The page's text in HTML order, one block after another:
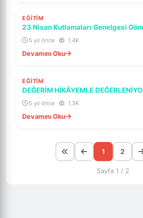
EĞİTİM
23 Nisan Kutlamaları Genelgesi
5 yıl önce 1.4K
Devamını Oku
EĞİTİM
DEĞERİM HİKÂYEMLE
5 yıl önce 1.3K
Devamını Oku
1 2
Sayfa 1 / 2